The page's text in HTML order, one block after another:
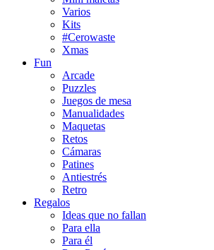
Varios
Kits
#Cerowaste
Xmas
Fun
Arcade
Puzzles
Juegos de mesa
Manualidades
Maquetas
Retos
Cámaras
Patines
Antiestrés
Retro
Regalos
Ideas que no fallan
Para ella
Para él